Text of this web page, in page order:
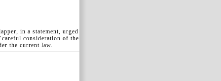
in a statement, urged
consideration of the
the current law.